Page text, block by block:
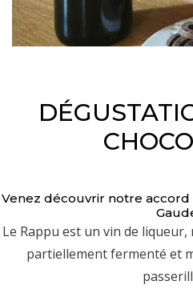
Venez découvrir notre accord
Le Rappu est un vin de
partiellement fermenté et